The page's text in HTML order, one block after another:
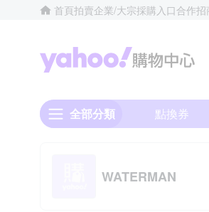
首頁拍賣企業/大宗採購入口合作招
全部分類 點換券
WATERMAN